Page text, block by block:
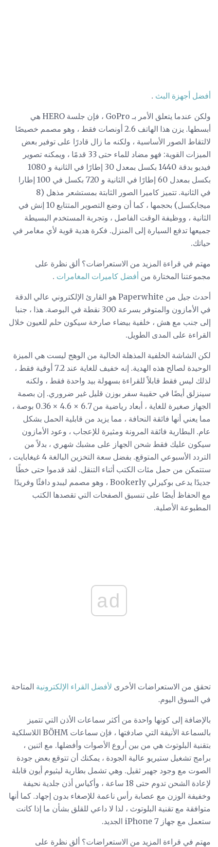
أفضل أجهزة البث .
ولكن عندما يتعلق الأمر بـ GoPro ، فإن جلسة HERO هي
أبسطها. يزن هذا الهاتف 2.6 أونصات فقط ، وهو مصمم خصيصًا
لالتقاط الصور الأساسية ، ولكنه ما زال قادرًا على توفير بعض
الميزات القوية: فهو مضاد للماء حتى 33 قدمًا ، ويمكنه تصوير
فيديو بدقة 1440 بكسل بمعدل 30 إطارًا في الثانية و 1080
بكسل بمعدل 60 إطارًا في الثانية و 720 بكسل في 100 إطارا
في الثانية. تتميز كاميرا الصور الثابتة بمستشعر مذهل (8
ميجابكسل) بحجمها ، كما أن وضع التصوير المتتابع 10 إنش في
الثانية ، ووظيفة الوقت الفاصل ، وتجربة المستخدم البسيطة
جميعها تدفع السيارة إلى المنزل. فكرة هدية قوية لأي مغامر في
حياتك.
مهتم في قراءة المزيد من الاستعراضات؟ ألق نظرة على
مجموعتنا المختارة من أفضل كاميرات المغامرات .
أحدث جيل من Paperwhite هو القارئ الإلكتروني عالي الدقة
في الأمازون والمتوفر بسرعة 300 نقطة في البوصة. هذا ، جنبا
إلى جنب مع هش ، خلفية بيضاء صارخة سيكون حلم للعيون خلال
القراءة على المدى الطويل.
لكن الشاشة الخلفية المذهلة الخالية من الوهج ليست هي الميزة
الوحيدة لصالح هذه الهدية. إنه خفيف للغاية عند 7.2 أوقية فقط ،
لذلك ليس فقط قابلاً للقراءة بسهولة بيد واحدة فقط ، ولكنه
سينزلق أيضًا في حقيبة سفر بوزن قليل غير ضروري. إن بصمة
الجهاز صغيرة للغاية ، أبعاد رياضية من 6.7 × 4.6 × 0.36 بوصة ،
مما يعني أنها فائقة النحافة ، مما يزيد من قابلية الحمل بشكل
عام. البطارية فائقة المرونة ومثيرة للإعجاب ، وعود الأمازون
سيكون عليك فقط شحن الجهاز على مشبك شهري ، بدلاً من
التردد الأسبوعي المتوقع. بفضل سعة التخزين البالغة 4 غيغابايت ،
ستتمكن من حمل مئات الكتب أثناء التنقل. لقد قدموا حتى خطًا
جديدًا يدعى بوكيرلي Bookerly ، وهو مصمم ليبدو دافئًا وفريدًا
مع الحفاظ أيضًا على تنسيق الصفحات التي تقصدها الكتب
المطبوعة الأصلية.
ad
تحقق من الاستعراضات الأخرى لأفضل القراء الإلكترونية المتاحة
في السوق اليوم.
بالإضافة إلى كونها واحدة من أكثر سماعات الأذن التي تتميز
بالسماعة الأنيقة التي صادفتها ، فإن سماعات BÖHM اللاسلكية
بتقنية البلوتوث هي من بين أروع الأصوات وأفضلها. مع اثنين ،
برامج تشغيل ستيريو عالية الجودة ، يمكنك أن تتوقع بعض جودة
الصوت مع وجود جهير ثقيل. وهي تشمل بطارية ليثيوم أيون قابلة
لإعادة الشحن تدوم حتى 18 ساعة ، وأكياس أذن جلدية نحيفة
وخفيفة الوزن مع عصابة رأس ناعمة للإصغاء بدون إجهاد. كما أنها
متوافقة مع تقنية البلوتوث ، لذا لا داعي للقلق بشأن ما إذا كانت
ستعمل مع جهاز iPhone 7 الجديد.
مهتم في قراءة المزيد من الاستعراضات؟ ألق نظرة على